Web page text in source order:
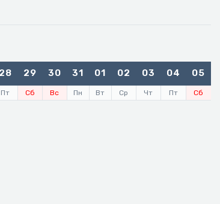
28 29 30 31 01 02 03 04 05
Пт Сб Вс Пн Вт Ср Чт Пт Сб